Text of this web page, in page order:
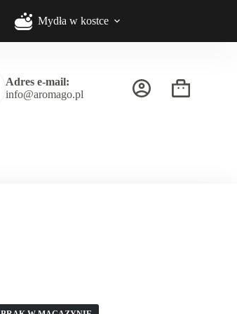
Adres e-mail:
info@aromago.pl
Koszyk
Mydła w kostce